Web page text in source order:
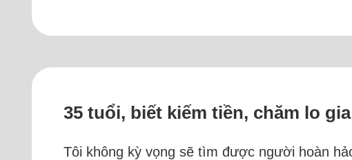
35 tuổi, biết kiếm tiền, chăm lo
Tôi không kỳ vọng sẽ tìm được người hoàn